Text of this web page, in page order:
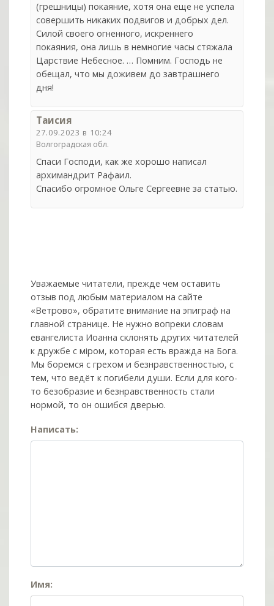
(грешницы) покаяние, хотя она еще не успела
совершить никаких подвигов и добрых дел.
Силой своего огненного, искреннего
покаяния, она лишь в немногие часы стяжала
Царствие Небесное. … Помним. Господь не
обещал, что мы доживем до завтрашнего
дня!
Таисия
27.09.2023 в 10:24
Волгоградская обл.
Спаси Господи, как же хорошо написал
архимандрит Рафаил.
Спасибо огромное Ольге Сергеевне за статью.
Уважаемые читатели, прежде чем оставить
отзыв под любым материалом на сайте
«Ветрово», обратите внимание на эпиграф на
главной странице. Не нужно вопреки словам
евангелиста Иоанна склонять других читателей
к дружбе с мiром, которая есть вражда на Бога.
Мы боремся с грехом и без­нрав­ствен­ностью, с
тем, что ведёт к погибели души. Если для кого-
то безобразие и безнравственность стали
нормой, то он ошибся дверью.
Написать:
Имя: